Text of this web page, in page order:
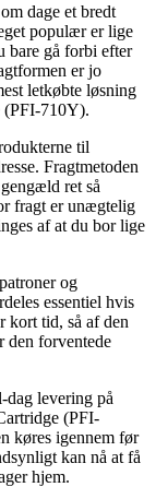
dage et bredt
populær er lige
bare gå forbi efter
er jo
letkøbte løsning
(PFI-710Y).
til
Fragtmetoden
ret så
fragt er unægtelig
af at du bor lige
og
essentiel hvis
kort tid, så af den
den forventede
dag levering på
(PFI-
køres igennem før
kan nå at få
hjem.